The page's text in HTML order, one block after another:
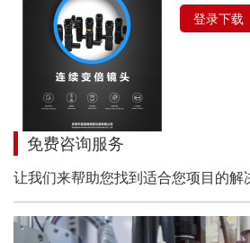
登录下载
免费咨询服务
让我们来帮助您找到适合您项目的解